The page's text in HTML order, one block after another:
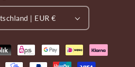
Deutschland | EUR €